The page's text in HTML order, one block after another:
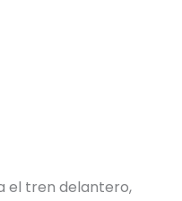
el tren delantero,